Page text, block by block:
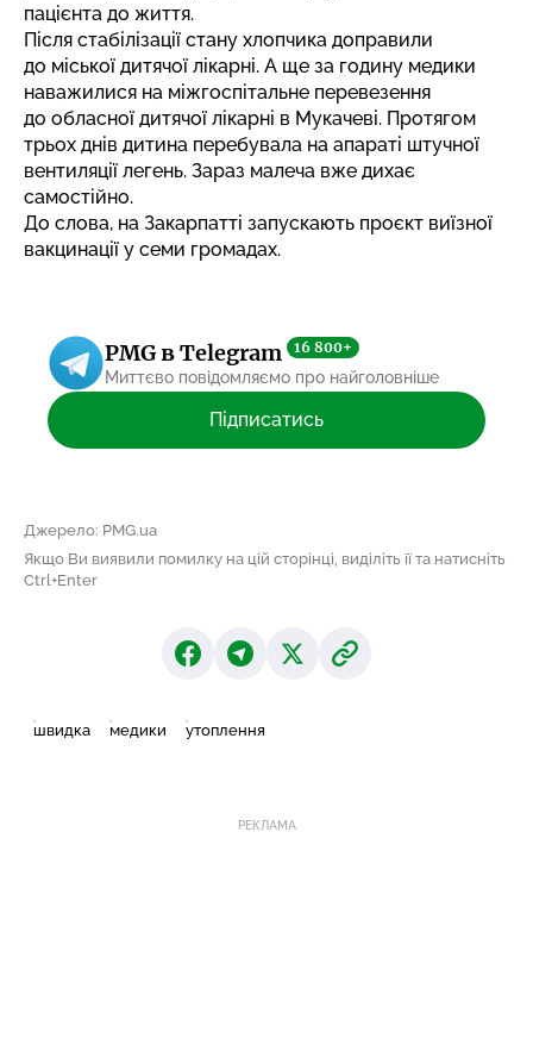
пацієнта до життя.
Після стабілізації стану хлопчика доправили
до міської дитячої лікарні. А ще за годину медики
наважилися на міжгоспітальне перевезення
до обласної дитячої лікарні в Мукачеві. Протягом
трьох днів дитина перебувала на апараті штучної
вентиляції легень. Зараз малеча вже дихає
самостійно.
До слова, на Закарпатті запускають проєкт виїзної
вакцинації у семи громадах.
PMG в Telegram 16 800+
Миттєво повідомляємо про найголовніше
Підписатись
Джерело: PMG.ua
Якщо Ви виявили помилку на цій сторінці, виділіть її та натисніть
Ctrl+Enter
швидка медики утоплення
РЕКЛАМА